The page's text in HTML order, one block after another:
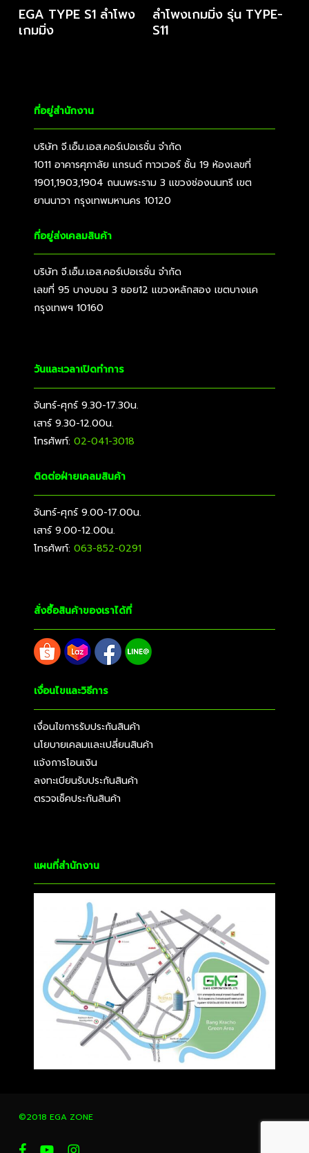
EGA TYPE S1 ลำโพง
เกมมิ่ง
ลำโพงเกมมิ่ง รุ่น TYPE-
S11
ที่อยู่สำนักงาน
บริษัท จี.เอ็ม.เอส.คอร์เปอเรชั่น จำกัด
1011 อาคารศุภาลัย แกรนด์ ทาวเวอร์ ชั้น 19 ห้องเลขที่
1901,1903,1904 ถนนพระราม 3 แขวงช่องนนทรี เขต
ยานนาวา กรุงเทพมหานคร 10120
ที่อยู่ส่งเคลมสินค้า
บริษัท จี.เอ็ม.เอส.คอร์เปอเรชั่น จำกัด
เลขที่ 95 บางบอน 3 ซอย12 แขวงหลักสอง เขตบางแค
กรุงเทพฯ 10160
วันและเวลาเปิดทำการ
จันทร์-ศุกร์ 9.30-17.30น.
เสาร์ 9.30-12.00น.
โทรศัพท์: 02-041-3018
ติดต่อฝ่ายเคลมสินค้า
จันทร์-ศุกร์ 9.00-17.00น.
เสาร์ 9.00-12.00น.
โทรศัพท์: 063-852-0291
สั่งซื้อสินค้าของเราได้ที่
เงื่อนไขและวิธีการ
เงื่อนไขการรับประกันสินค้า
นโยบายเคลมและเปลี่ยนสินค้า
แจ้งการโอนเงิน
ลงทะเบียนรับประกันสินค้า
ตรวจเช็คประกันสินค้า
แผนที่สำนักงาน
©2018 EGA ZONE
facebookyoutubeinstagram